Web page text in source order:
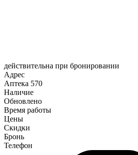
действительна при бронировании
Адрес
Аптека 570
Наличие
Обновлено
Время работы
Цены
Скидки
Бронь
Телефон